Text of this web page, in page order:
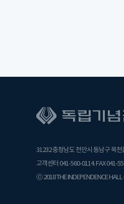
31232 충청남도 천안시 동남구 목
고객센터 041-560-0114. FAX 041-
ⓒ 2018 THE INDEPENDENCE HALL